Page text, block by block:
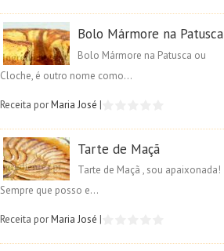
Bolo Mármore na Patusca
Bolo Mármore na Patusca ou
Cloche, é outro nome como...
Receita porMaria José |
Tarte de Maçã
Tarte de Maçã , sou apaixonada!
Sempre que posso e...
Receita porMaria José |